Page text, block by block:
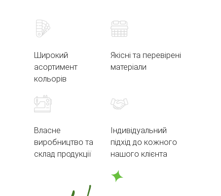
Широкий
асортимент
кольорів
Якісні та перевірені
матеріали
Власне
виробництво та
склад продукції
Індивідуальний
підхід до кожного
нашого клієнта